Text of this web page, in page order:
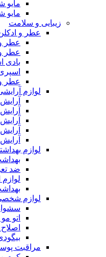
مایو
مایو
زیبایی و سلامت
عطر و
عطر و
عطر و
بادی
عطر و
لوازم
لوازم
ضد
لوازم
اتو
مراقبت